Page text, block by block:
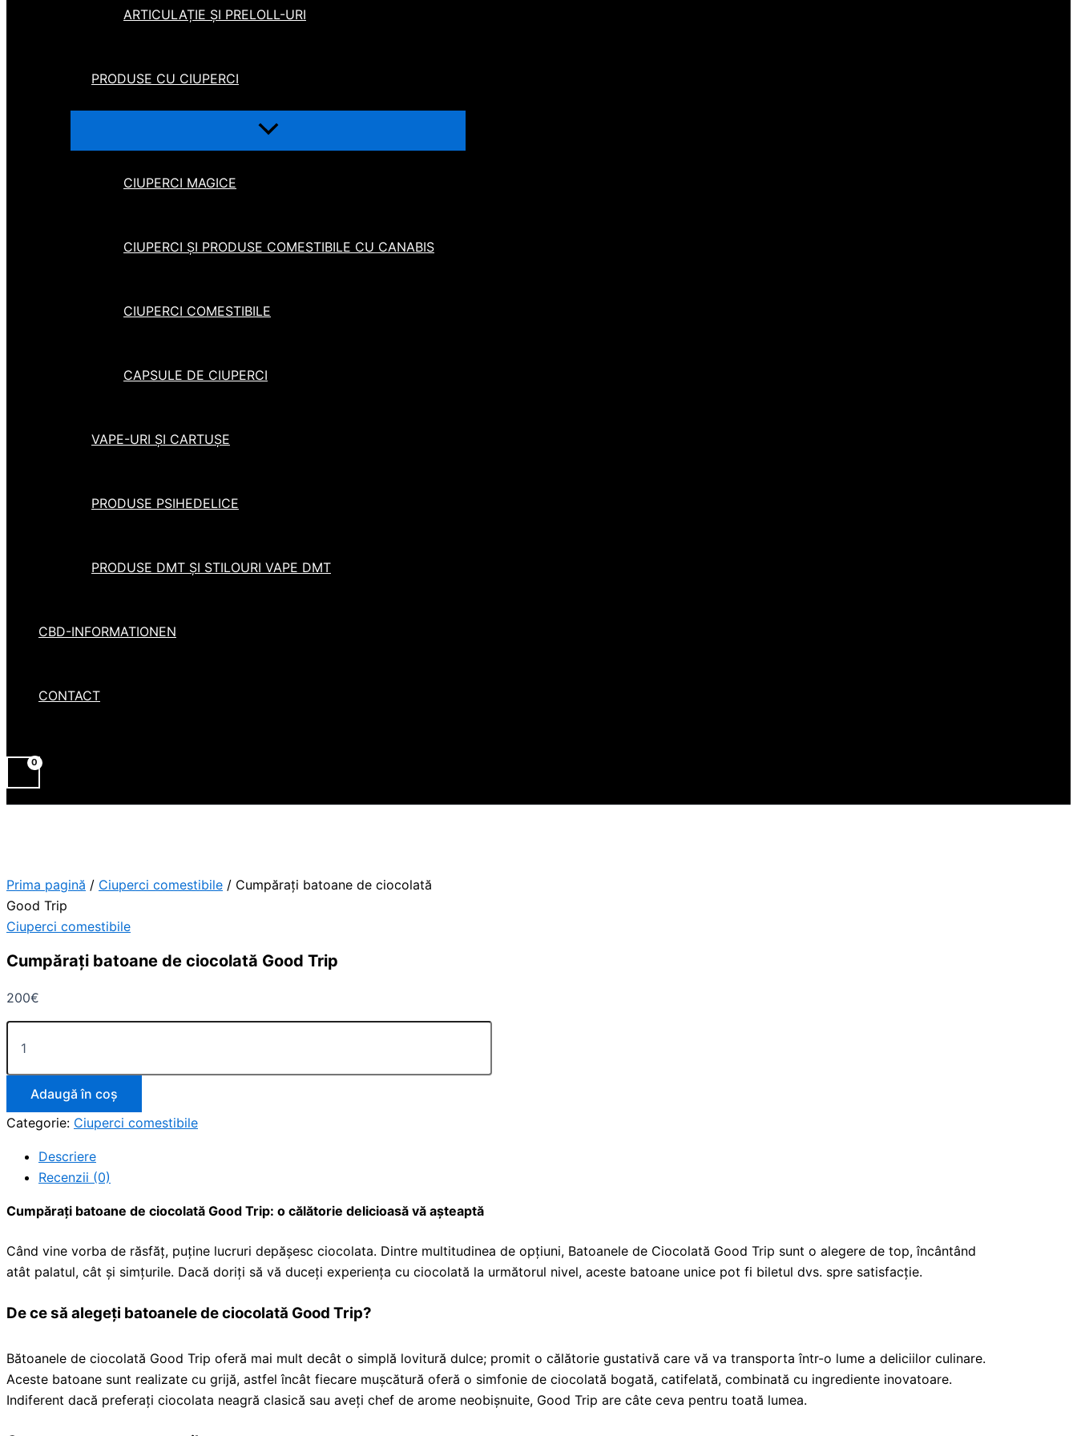
ARTICULAȚIE ȘI PRELOLL-URI
PRODUSE CU CIUPERCI
CIUPERCI MAGICE
CIUPERCI ȘI PRODUSE COMESTIBILE CU CANABIS
CIUPERCI COMESTIBILE
CAPSULE DE CIUPERCI
VAPE-URI ȘI CARTUȘE
PRODUSE PSIHEDELICE
PRODUSE DMT ȘI STILOURI VAPE DMT
CBD-INFORMATIONEN
CONTACT
Prima pagină / Ciuperci comestibile / Cumpărați batoane de ciocolată
Good Trip
Ciuperci comestibile
Cumpărați batoane de ciocolată Good Trip
200€
Adaugă în coș
Categorie: Ciuperci comestibile
Descriere
Recenzii (0)
Cumpărați batoane de ciocolată Good Trip: o călătorie delicioasă vă așteaptă
Când vine vorba de răsfăț, puține lucruri depășesc ciocolata. Dintre multitudinea de opțiuni, Batoanele de Ciocolată Good Trip sunt o alegere de top, încântând
atât palatul, cât și simțurile. Dacă doriți să vă duceți experiența cu ciocolată la următorul nivel, aceste batoane unice pot fi biletul dvs. spre satisfacție.
De ce să alegeți batoanele de ciocolată Good Trip?
Bătoanele de ciocolată Good Trip oferă mai mult decât o simplă lovitură dulce; promit o călătorie gustativă care vă va transporta într-o lume a deliciilor culinare.
Aceste batoane sunt realizate cu grijă, astfel încât fiecare mușcătură oferă o simfonie de ciocolată bogată, catifelată, combinată cu ingrediente inovatoare.
Indiferent dacă preferați ciocolata neagră clasică sau aveți chef de arome neobișnuite, Good Trip are câte ceva pentru toată lumea.